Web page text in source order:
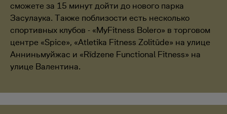
сможете за 15 минут дойти до нового парка
Засулаука. Также поблизости есть несколько
спортивных клубов - «MyFitness Bolero» в торговом
центре «Spice», «Atletika Fitness Zolitūde» на улице
Анниньмуйжас и «Rīdzene Functional Fitness» на
улице Валентина.